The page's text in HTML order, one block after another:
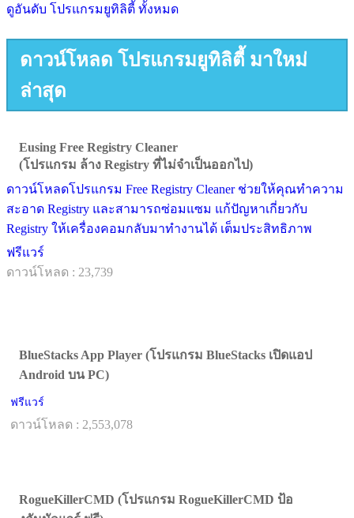
ดูอันดับ โปรแกรมยูทิลิตี้ ทั้งหมด
ดาวน์โหลด โปรแกรมยูทิลิตี้ มาใหม่
ล่าสุด
Eusing Free Registry Cleaner
(โปรแกรม ล้าง Registry ที่ไม่จำเป็นออกไป)
ดาวน์โหลดโปรแกรม Free Registry Cleaner ช่วยให้คุณทำความ
สะอาด Registry และสามารถซ่อมแซม แก้ปัญหาเกี่ยวกับ
Registry ให้เครื่องคอมกลับมาทำงานได้ เต็มประสิทธิภาพ
ฟรีแวร์
ดาวน์โหลด : 23,739
BlueStacks App Player (โปรแกรม BlueStacks เปิดแอป
Android บน PC)
ฟรีแวร์
ดาวน์โหลด : 2,553,078
RogueKillerCMD (โปรแกรม RogueKillerCMD ป้อ